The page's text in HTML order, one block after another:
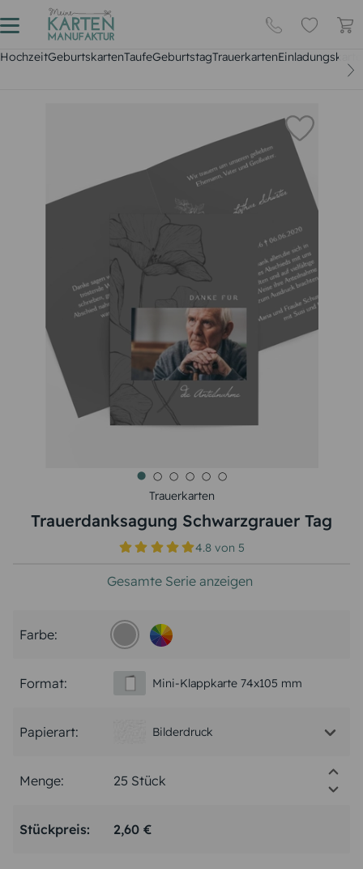
HochzeitGeburtskartenTaufeGeburtstagTrauerkarten
Trauerkarten
Trauerdanksagung Schwarzgrauer Tag
4.8 von5
Gesamte Serie anzeigen
Farbe:
Format: Mini-Klappkarte 74x105 mm
Papierart: Bilderdruck
Menge:
Stückpreis: 2,60 €